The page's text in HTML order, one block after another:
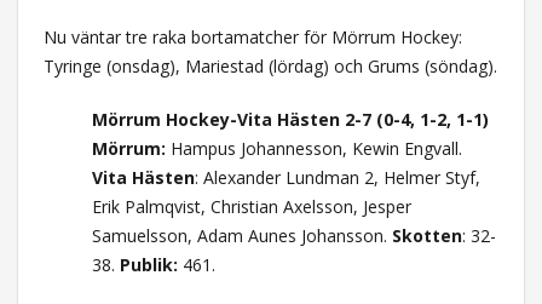
Nu väntar tre raka bortamatcher för Mörrum Hockey:
Tyringe (onsdag), Mariestad (lördag) och Grums (söndag).
Mörrum Hockey-Vita Hästen 2-7 (0-4, 1-2, 1-1)
Mörrum: Hampus Johannesson, Kewin Engvall.
Vita Hästen: Alexander Lundman 2, Helmer Styf,
Erik Palmqvist, Christian Axelsson, Jesper
Samuelsson, Adam Aunes Johansson. Skotten: 32-
38. Publik: 461.